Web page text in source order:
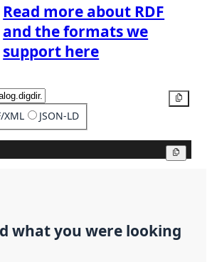
Read more about RDF
and the formats we
support here
XML JSON-LD
what you were looking